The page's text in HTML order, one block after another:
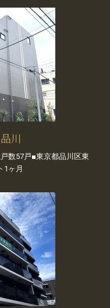
川
数57戸■東京都品川区東
1ヶ月